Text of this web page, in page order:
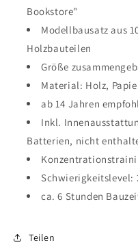
Bookstore"
Modellbausatz aus
Holzbauteilen
Größe
Material: Holz,
ab 14 Jahren
Inkl.
Batterien, nicht
Schwierigkeitslevel:
ca. 6 Stunden
Teilen